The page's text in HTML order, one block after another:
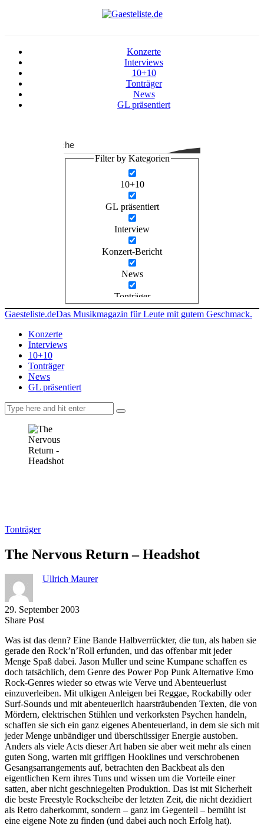
Konzerte
Interviews
10+10
Tonträger
News
GL präsentiert
Suche
Filter by Kategorien
10+10
GL präsentiert
Interview
Konzert-Bericht
News
Tonträger
Gaesteliste.deDas Musikmagazin für Leute mit gutem Geschmack.
Konzerte
Interviews
10+10
Tonträger
News
GL präsentiert
Tonträger
The Nervous Return – Headshot
Ullrich Maurer
29. September 2003
Share PostShare
Facebook
Copy
to
clipboard
Send
via
eMail
Was ist das denn? Eine Bande Halbverrückter, die tun, als haben sie
gerade den Rock’n’Roll erfunden, und das offenbar mit jeder
Menge Spaß dabei. Jason Muller und seine Kumpane schaffen es
doch tatsächlich, dem Genre des Power Pop Punk Alternative Emo
Rock-Genres wieder so etwas wie Verve und Abenteuerlust
einzuverleiben. Mit ulkigen Anleigen bei Reggae, Rockabilly oder
Surf-Sounds und mit abenteuerlich haarsträubenden Texten, die von
Mördern, elektrischen Stühlen und verkorksten Psychen handeln,
schaffen sie sich ein ganz eigenes Abenteuerland, in dem sie sich mit
jeder Menge unbändiger und überschüssiger Energie austoben.
Anders als viele Acts dieser Art haben sie aber weit mehr als einen
guten Song, warten mit griffigen Hooklines und verschrobenen
Gesangsarrangements auf, betrachten den Backbeat als den
eigentlichen Kern ihres Tuns und wissen um die Vorteile einer
satten, aber nicht geschniegelten Produktion. Das ist mit Sicherheit
die beste Freestyle Rockscheibe der letzten Zeit, die nicht dezidiert
als Retro daherkommt, sondern – ganz im Gegenteil – bemüht ist
eine eigene Note zu finden (und dabei auch noch Erfolg hat).